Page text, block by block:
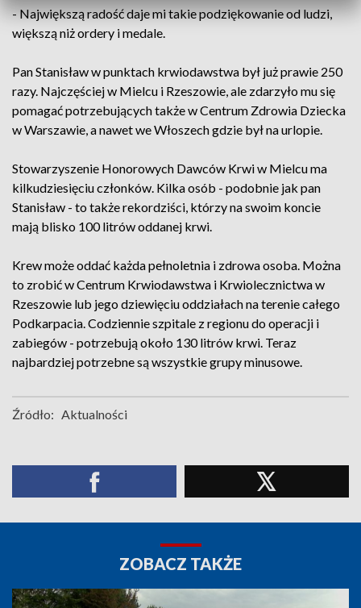
- Największą radość daje mi takie podziękowanie od ludzi,
większą niż ordery i medale.
Pan Stanisław w punktach krwiodawstwa był już prawie 250
razy. Najczęściej w Mielcu i Rzeszowie, ale zdarzyło mu się
pomagać potrzebujących także w Centrum Zdrowia Dziecka
w Warszawie, a nawet we Włoszech gdzie był na urlopie.
Stowarzyszenie Honorowych Dawców Krwi w Mielcu ma
kilkudziesięciu członków. Kilka osób - podobnie jak pan
Stanisław - to także rekordziści, którzy na swoim koncie
mają blisko 100 litrów oddanej krwi.
Krew może oddać każda pełnoletnia i zdrowa osoba. Można
to zrobić w Centrum Krwiodawstwa i Krwiolecznictwa w
Rzeszowie lub jego dziewięciu oddziałach na terenie całego
Podkarpacia. Codziennie szpitale z regionu do operacji i
zabiegów - potrzebują około 130 litrów krwi. Teraz
najbardziej potrzebne są wszystkie grupy minusowe.
Źródło: Aktualności
ZOBACZ TAKŻE